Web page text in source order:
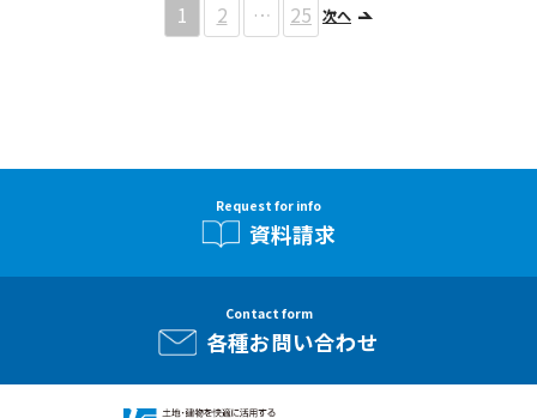
1 2 … 25 次へ
Request for info
資料請求
Contact form
各種お問い合わせ